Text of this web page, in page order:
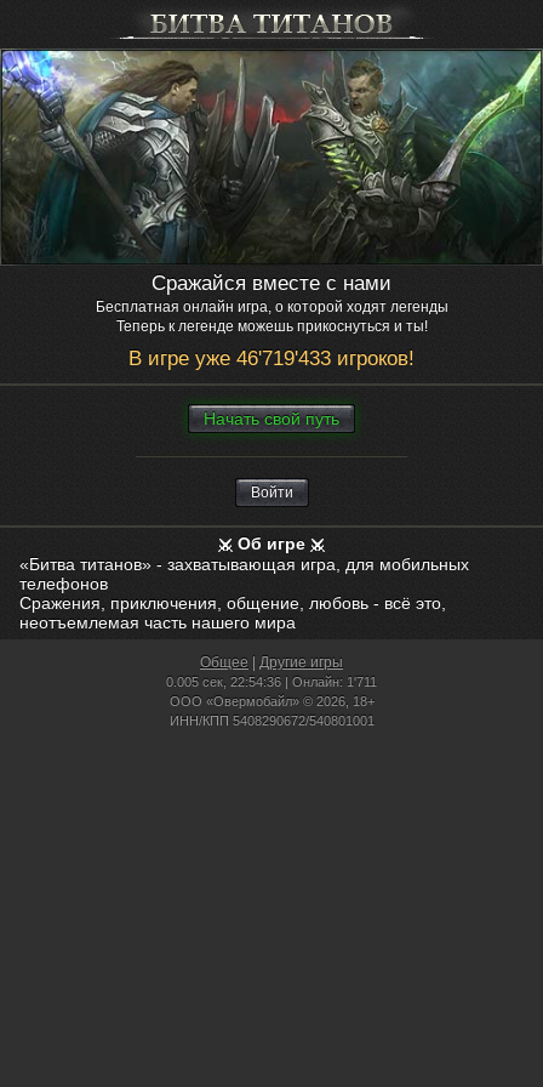
Сражайся вместе с нами
Бесплатная онлайн игра, о которой ходят легенды
Теперь к легенде можешь прикоснуться и ты!
В игре уже 46'719'433 игроков!
Нaчaть свой путь
Войти
Об игре
«Битва титанов» - захватывающая игра, для мобильных
телефонов
Сражения, приключения, общение, любовь - всё это,
неотъемлемая часть нашего мира
Общее Другие игры
0.005 сек, 22:54:36 | Онлайн: 1'711
ООО «Овермобайл» © 2026, 18+
ИНН/КПП 5408290672/540801001